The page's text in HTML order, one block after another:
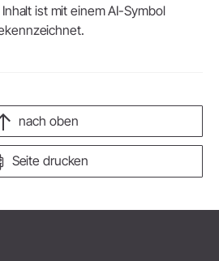
ist mit einem AI-Symbol
Seite drucken
nach oben